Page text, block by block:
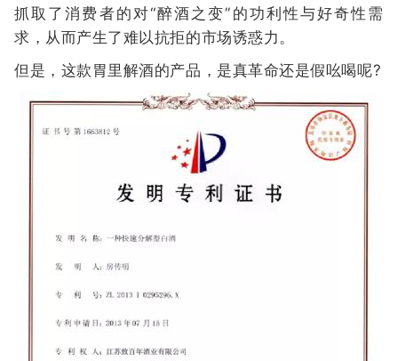
抓取了消费者的对“醉酒之变”的功利性与好奇性需
求，从而产生了难以抗拒的市场诱惑力。
但是，这款胃里解酒的产品，是真革命还是假吆喝呢?